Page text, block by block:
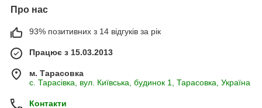
Про нас
93% позитивних з 14 відгуків за рік
Працює з 15.03.2013
м. Тарасовка
с. Тарасівка, вул. Київська, будинок 1, Тарасовка, Україна
Контакти